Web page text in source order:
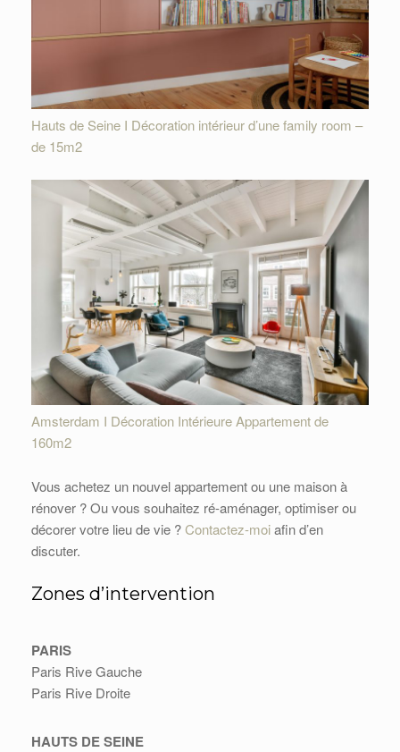
Hauts de Seine I Décoration intérieur d’une family room –
de 15m2
Amsterdam I Décoration Intérieure Appartement de
160m2
Vous achetez un nouvel appartement ou une maison à
rénover ? Ou vous souhaitez ré-aménager, optimiser ou
décorer votre lieu de vie ?Contactez-moiafin d’en
discuter.
Zones d’intervention
PARIS
Paris Rive Gauche
Paris Rive Droite
HAUTS DE SEINE